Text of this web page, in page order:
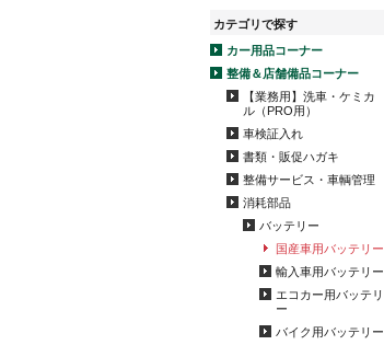
カテゴリで探す
カー用品コーナー
整備＆店舗備品コーナー
【業務用】洗車・ケミカ
ル（PRO用）
車検証入れ
書類・販促ハガキ
整備サービス・車輌管理
消耗部品
バッテリー
国産車用バッテリー
輸入車用バッテリー
エコカー用バッテリ
ー
バイク用バッテリー